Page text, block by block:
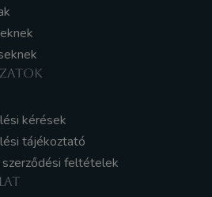
kérések
tájékoztató
feltételek